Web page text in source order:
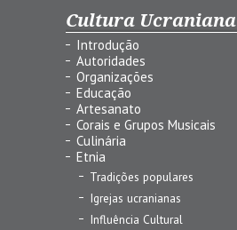
Cultura Ucraniana
Introdução
Autoridades
Organizações
Educação
Artesanato
Corais e Grupos Musicais
Culinária
Etnia
Tradições populares
Igrejas ucranianas
Influência Cultural